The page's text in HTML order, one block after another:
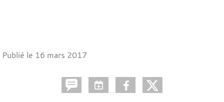
Publié le 16 mars 2017